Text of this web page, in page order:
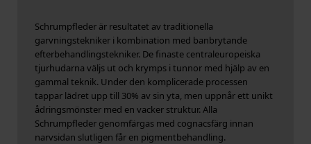
Schrumpfleder är resultatet av traditionella
garvningstekniker i kombination med banbrytande
efterbehandlingstekniker. De finaste centraleuropeiska
tjurhudarna väljs ut och krymps i tunnor med hjälp av en
gammal teknik. Under den komplicerade processen
tappar lädret upp till 30% av sin yta, men uppnår ett unikt
ådringsmönster med en vacker struktur. Alla
Schrumpfleder genomfärgas med cognacsfärg innan
narvsidan slutligen får en pigmentbehandling.